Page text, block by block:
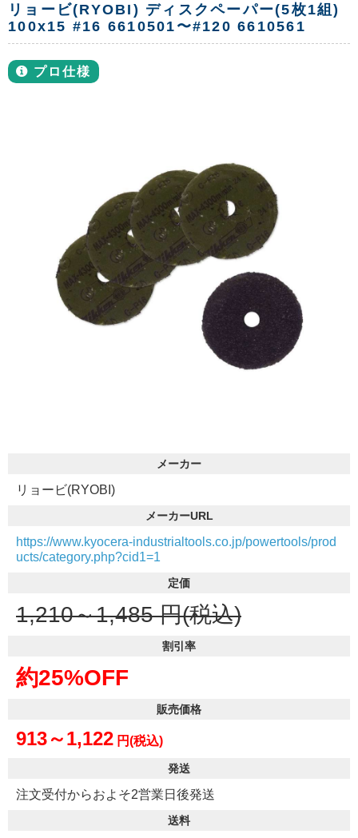
リョービ(RYOBI) ディスクペーパー(5枚1組)
100x15 #16 6610501〜#120 6610561
プロ仕様
メーカー
リョービ(RYOBI)
メーカーURL
https://www.kyocera-industrialtools.co.jp/powertools/prod
ucts/category.php?cid1=1
定価
1,210～1,485 円(税込)
割引率
約25%OFF
販売価格
913～1,122 円(税込)
発送
注文受付からおよそ2営業日後発送
送料